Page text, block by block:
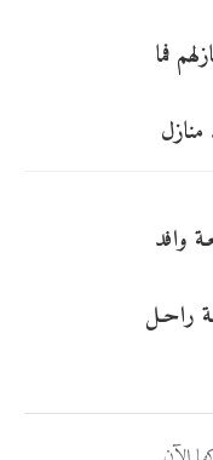
فما
وافد
راحـل